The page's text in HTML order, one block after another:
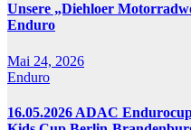
Unsere „Diehloer
Enduro
Mai 24, 2026
Enduro
16.05.2026 ADAC